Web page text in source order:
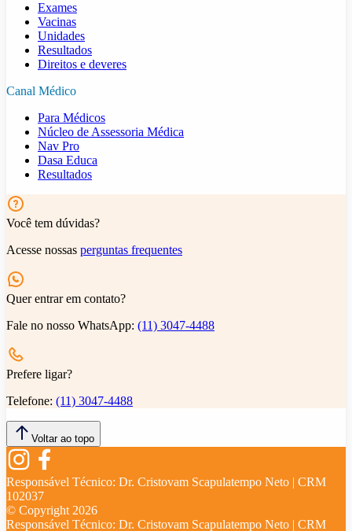
Exames
Vacinas
Unidades
Resultados
Direitos e deveres
Canal Médico
Para Médicos
Núcleo de Assessoria Médica
Nav Pro
Dasa Educa
Resultados
Você tem dúvidas?
Acesse nossas perguntas frequentes
Quer entrar em contato?
Fale no nosso WhatsApp: (11) 3047-4488
Prefere ligar?
Telefone: (11) 3047-4488
Voltar ao topo
Responsável Técnico: Dr. Cristovam Scapulatempo Neto | CRM
102037
© Copyright 2026
Responsável Técnico: Dr. Cristovam Scapulatempo Neto | CRM